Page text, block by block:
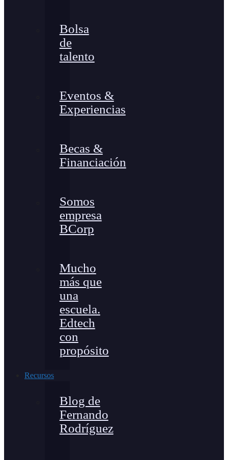
Bolsa
de
talento
Eventos &
Experiencias
Becas &
Financiación
Somos
empresa
BCorp
Mucho
más que
una
escuela.
Edtech
con
propósito
Recursos
Blog de
Fernando
Rodríguez